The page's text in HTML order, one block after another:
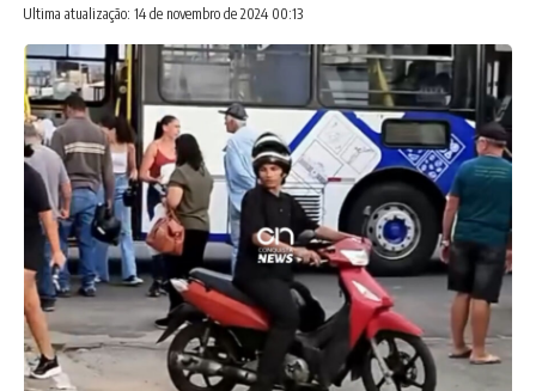
Ultima atualização: 14 de novembro de 2024 00:13